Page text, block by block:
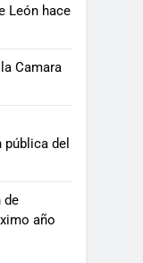
León hace
Camara
del
de
año